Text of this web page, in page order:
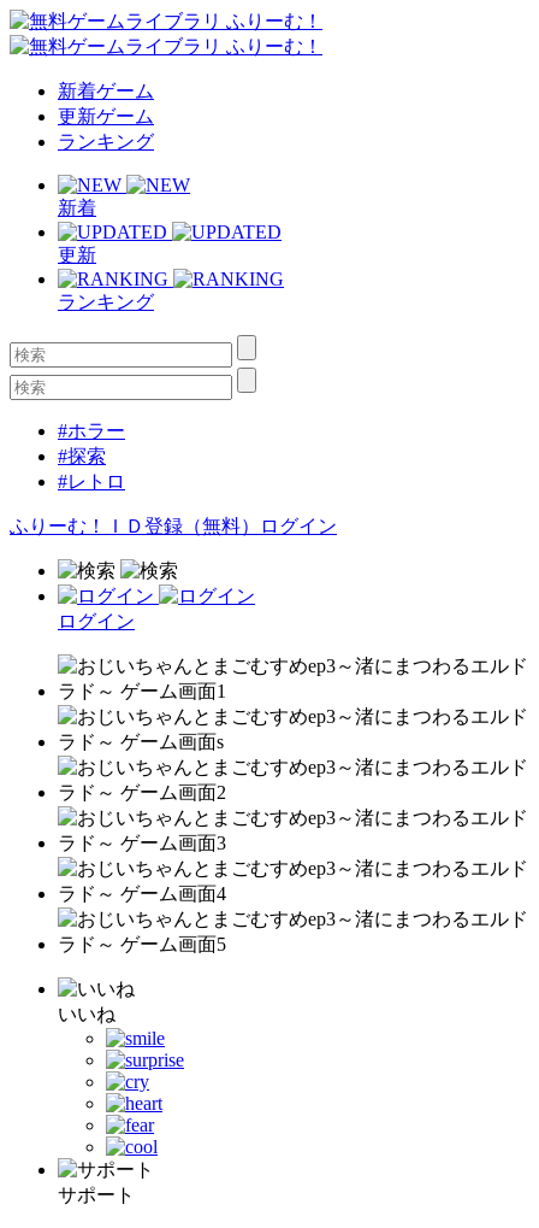
新着ゲーム
更新ゲーム
ランキング
新着
更新
ランキング
#ホラー
#探索
#レトロ
ふりーむ！ＩＤ登録（無料） ログイン
ログイン
いいね
サポート